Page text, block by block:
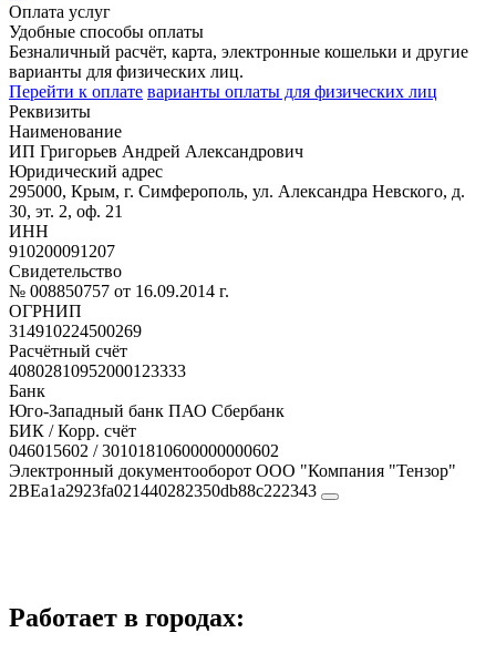
Оплата услуг
Удобные способы оплаты
Безналичный расчёт, карта, электронные кошельки и другие
варианты для физических лиц.
Перейти к оплате варианты оплаты для физических лиц
Реквизиты
Наименование
ИП Григорьев Андрей Александрович
Юридический адрес
295000, Крым, г. Симферополь, ул. Александра Невского, д.
30, эт. 2, оф. 21
ИНН
910200091207
Свидетельство
№ 008850757 от 16.09.2014 г.
ОГРНИП
314910224500269
Расчётный счёт
40802810952000123333
Банк
Юго-Западный банк ПАО Сбербанк
БИК / Корр. счёт
046015602 / 30101810600000000602
Электронный документооборот ООО "Компания "Тензор"
2BEa1a2923fa021440282350db88c222343
Работает в городах: